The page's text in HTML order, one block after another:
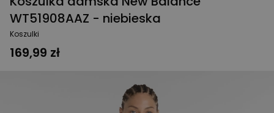
WT51908AAZ - niebieska
Koszulki
169,99 zł